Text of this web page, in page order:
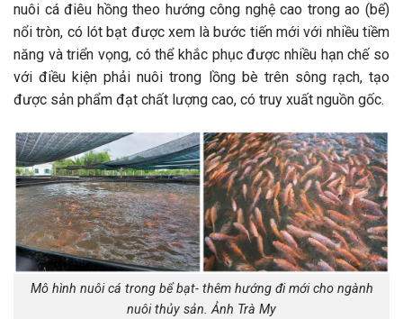
nuôi cá điêu hồng theo hướng công nghệ cao trong ao (bể)
nổi tròn, có lót bạt được xem là bước tiến mới với nhiều tiềm
năng và triển vọng, có thể khắc phục được nhiều hạn chế so
với điều kiện phải nuôi trong lồng bè trên sông rạch, tạo
được sản phẩm đạt chất lượng cao, có truy xuất nguồn gốc.
Mô hình nuôi cá trong bể bạt- thêm hướng đi mới cho ngành
nuôi thủy sản. Ảnh Trà My